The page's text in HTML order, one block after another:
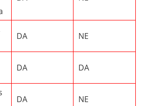
DA NE
DA DA
DA NE